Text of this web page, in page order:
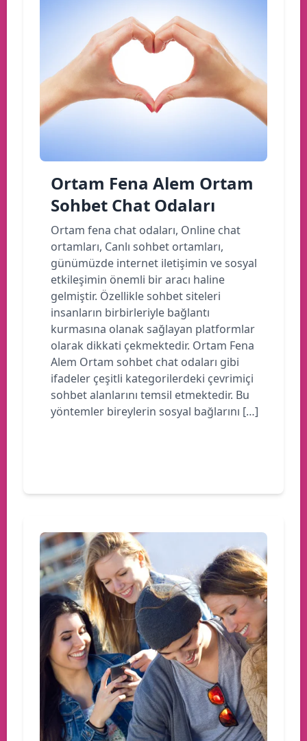
Ortam Fena Alem Ortam
Sohbet Chat Odaları
Ortam fena chat odaları, Online chat
ortamları, Canlı sohbet ortamları,
günümüzde internet iletişimin ve sosyal
etkileşimin önemli bir aracı haline
gelmiştir. Özellikle sohbet siteleri
insanların birbirleriyle bağlantı
kurmasına olanak sağlayan platformlar
olarak dikkati çekmektedir. Ortam Fena
Alem Ortam sohbet chat odaları gibi
ifadeler çeşitli kategorilerdeki çevrimiçi
sohbet alanlarını temsil etmektedir. Bu
yöntemler bireylerin sosyal bağlarını […]